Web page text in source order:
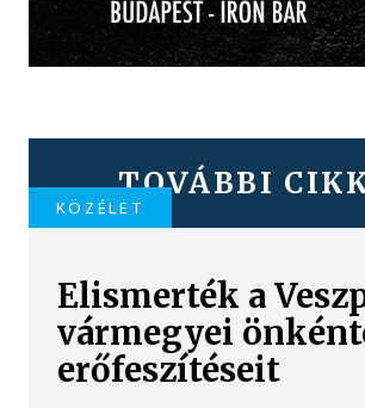
TOVÁBBI
KÖZÉLET
Elismerték a
vármegyei
erőfeszítéseit